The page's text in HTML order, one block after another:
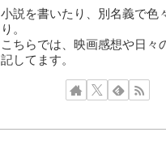
小説を書いたり、別名義で色
り。
こちらでは、映画感想や日々
記してます。